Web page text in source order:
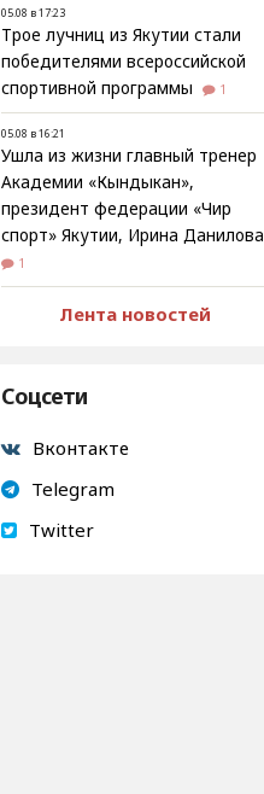
05.08 в 17:23
Трое лучниц из Якутии стали
победителями всероссийской
спортивной программы
1
05.08 в 16:21
Ушла из жизни главный тренер
Академии «Кындыкан»,
президент федерации «Чир
спорт» Якутии, Ирина Данилова
1
Лента новостей
Соцсети
Вконтакте
Telegram
Twitter